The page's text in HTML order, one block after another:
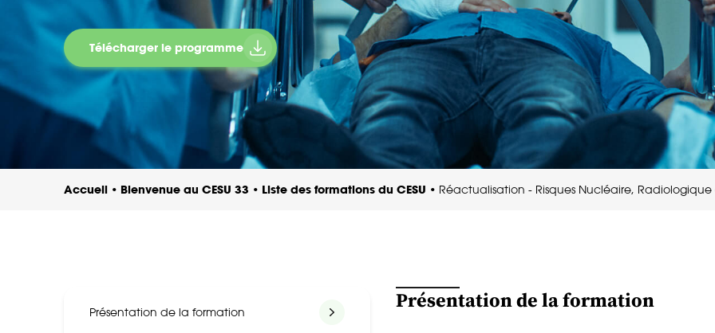
Télécharger le programme
Accueil • Bienvenue au CESU 33 • Liste des formations du CESU • Réactualisation - Risques Nucléaire,
Présentation de la formation Présentation de la formation